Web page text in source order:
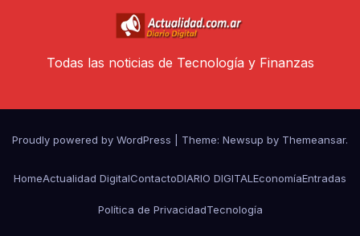
Todas las noticias de Tecnología y Finanzas
Proudly powered by WordPress Theme: Newsup by Themeansar.
HomeActualidad DigitalContactoDIARIO DIGITALEconomíaEntradas
Política de PrivacidadTecnología